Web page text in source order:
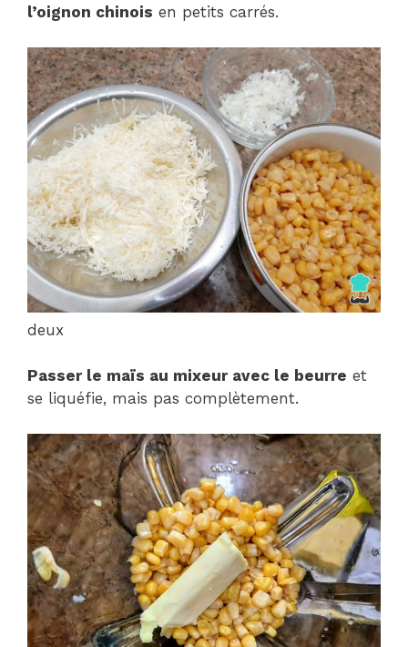
l’oignon chinois en petits carrés.
deux
Passer le maïs au mixeur avec le beurre et
se liquéfie, mais pas complètement.